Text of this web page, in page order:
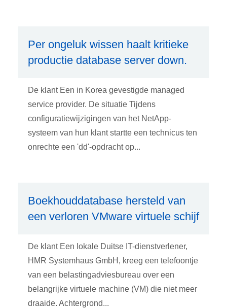
Per ongeluk wissen haalt kritieke
productie database server down.
De klant Een in Korea gevestigde managed
service provider. De situatie Tijdens
configuratiewijzigingen van het NetApp-
systeem van hun klant startte een technicus ten
onrechte een 'dd'-opdracht op...
Boekhouddatabase hersteld van
een verloren VMware virtuele schijf
De klant Een lokale Duitse IT-dienstverlener,
HMR Systemhaus GmbH, kreeg een telefoontje
van een belastingadviesbureau over een
belangrijke virtuele machine (VM) die niet meer
draaide. Achtergrond...